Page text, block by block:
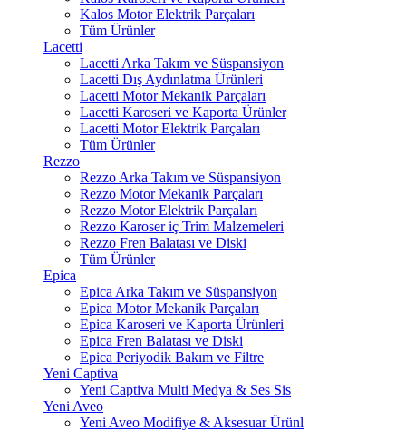
Kalos Motor Elektrik Parçaları
Tüm Ürünler
Lacetti
Lacetti Arka Takım ve Süspansiyon
Lacetti Dış Aydınlatma Ürünleri
Lacetti Motor Mekanik Parçaları
Lacetti Karoseri ve Kaporta Ürünler
Lacetti Motor Elektrik Parçaları
Tüm Ürünler
Rezzo
Rezzo Arka Takım ve Süspansiyon
Rezzo Motor Mekanik Parçaları
Rezzo Motor Elektrik Parçaları
Rezzo Karoser iç Trim Malzemeleri
Rezzo Fren Balatası ve Diski
Tüm Ürünler
Epica
Epica Arka Takım ve Süspansiyon
Epica Motor Mekanik Parçaları
Epica Karoseri ve Kaporta Ürünleri
Epica Fren Balatası ve Diski
Epica Periyodik Bakım ve Filtre
Yeni Captiva
Yeni Captiva Multi Medya & Ses Sis
Yeni Aveo
Yeni Aveo Modifiye & Aksesuar Ürünl